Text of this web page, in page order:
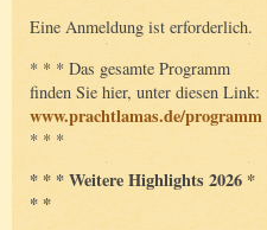
Eine Anmeldung ist erforderlich.
* * * Das gesamte Programm
finden Sie hier, unter diesen Link:
www.prachtlamas.de/programm
* * *
* * * Weitere Highlights 2026 *
* *